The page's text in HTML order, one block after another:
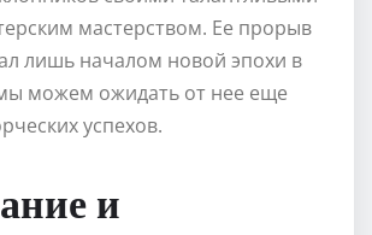
мастерством. Ее прорыв
лишь началом новой эпохи в
можем ожидать от нее еще
успехов.
и